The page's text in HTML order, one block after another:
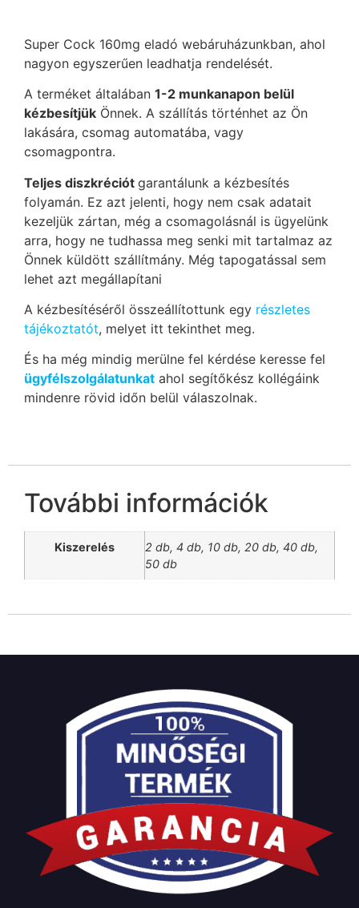
Super Cock 160mg eladó webáruházunkban, ahol
nagyon egyszerűen leadhatja rendelését.
A terméket általában 1-2 munkanapon belül
kézbesítjük Önnek. A szállítás történhet az Ön
lakására, csomag automatába, vagy
csomagpontra.
Teljes diszkréciót garantálunk a kézbesítés
folyamán. Ez azt jelenti, hogy nem csak adatait
kezeljük zártan, még a csomagolásnál is ügyelünk
arra, hogy ne tudhassa meg senki mit tartalmaz az
Önnek küldött szállítmány. Még tapogatással sem
lehet azt megállapítani
A kézbesítéséről összeállítottunk egy részletes
tájékoztatót, melyet itt tekinthet meg.
És ha még mindig merülne fel kérdése keresse fel
ügyfélszolgálatunkat ahol segítőkész kollégáink
mindenre rövid időn belül válaszolnak.
További információk
Kiszerelés
2 db, 4 db, 10 db, 20 db, 40 db,
50 db